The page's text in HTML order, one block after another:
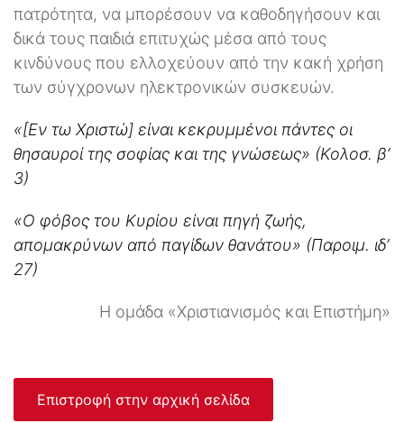
πατρότητα, να μπορέσουν να καθοδηγήσουν και
δικά τους παιδιά επιτυχώς μέσα από τους
κινδύνους που ελλοχεύουν από την κακή χρήση
των σύγχρονων ηλεκτρονικών συσκευών.
«[Εν τω Χριστώ] είναι κεκρυμμένοι πάντες οι
θησαυροί της σοφίας και της γνώσεως» (Κολοσ. β’
3)
«Ο φόβος του Κυρίου είναι πηγή ζωής,
απομακρύνων από παγίδων θανάτου» (Παροιμ. ιδ’
27)
Η ομάδα «Χριστιανισμός και Επιστήμη»
Επιστροφή στην αρχική σελίδα